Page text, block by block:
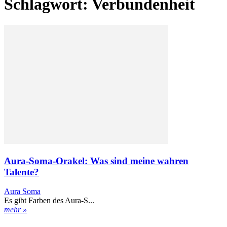
Schlagwort: Verbundenheit
Aura-Soma-Orakel: Was sind meine wahren
Talente?
Aura Soma
Es gibt Farben des Aura-S...
mehr »